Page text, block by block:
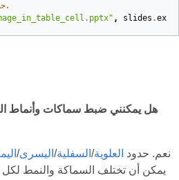
# حفظ العرض على القرص.
, slides .
هل يمكنني ضبط سماكات وأنماط
نعم. حدود العلوية/ السفلية/ اليسرى/
يمكن أن تختلف السماكة والنمط